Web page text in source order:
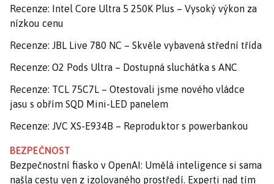
Recenze: Intel Core Ultra 5 250K Plus – Vysoký výkon za
nízkou cenu
Recenze: JBL Live 780 NC – Skvěle vybavená střední třída
Recenze: O2 Pods Ultra – Dostupná sluchátka s ANC
Recenze: TCL 75C7L – Otestovali jsme nového vládce
jasu s obřím SQD Mini-LED panelem
Recenze: JVC XS-E934B – Reproduktor s powerbankou
BEZPEČNOST
Bezpečnostní fiasko v OpenAI: Umělá inteligence si sama
našla cestu ven z izolovaného prostředí. Experti nad tím